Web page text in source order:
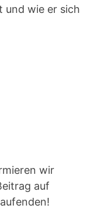
und wie er sich
wir
auf